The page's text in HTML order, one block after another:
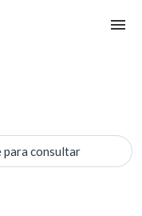
para consultar